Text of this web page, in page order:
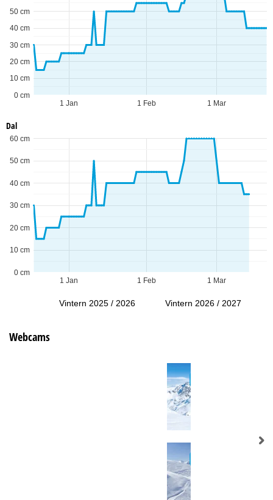
1 Jan 1 Feb 1 Mar
0 cm
10 cm
20 cm
30 cm
40 cm
50 cm
Dal
1 Jan 1 Feb 1 Mar
0 cm
10 cm
20 cm
30 cm
40 cm
50 cm
60 cm
Vintern 2025 / 2026 Vintern 2026 / 2027
Webcams